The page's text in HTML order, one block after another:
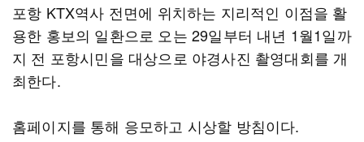
포항 KTX역사 전면에 위치하는 지리적인 이점을 활
용한 홍보의 일환으로 오는 29일부터 내년 1월1일까
지 전 포항시민을 대상으로 야경사진 촬영대회를 개
최한다.
홈페이지를 통해 응모하고 시상할 방침이다.